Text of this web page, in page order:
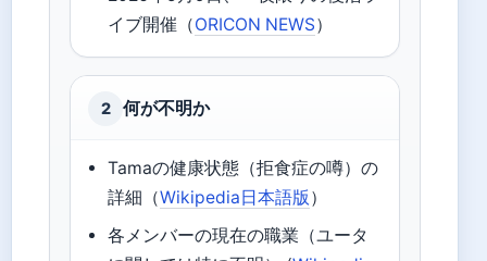
イブ開催（ORICON NEWS）
2 何が不明か
Tamaの健康状態（拒食症の噂）の
詳細（Wikipedia日本語版 ）
各メンバーの現在の職業（ユータ